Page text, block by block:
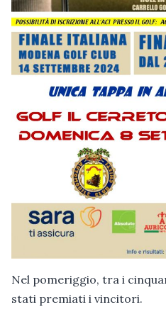
Nel pomeriggio, tra i
stati premiati i vincitori.